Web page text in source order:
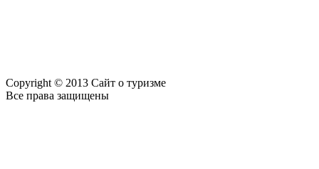
Copyright © 2013 Сайт о туризме
Все права защищены